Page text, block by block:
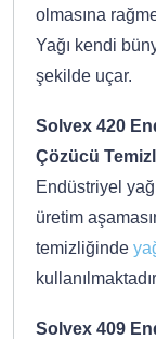
olmasına
Yağı kendi
şekilde uçar.
Solvex 420
Çözücü
Endüstriyel
üretim
temizliğinde
kullanılmaktadır
Solvex 409